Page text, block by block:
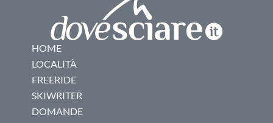
HOME
LOCALITÀ
FREERIDE
SKIWRITER
DOMANDE